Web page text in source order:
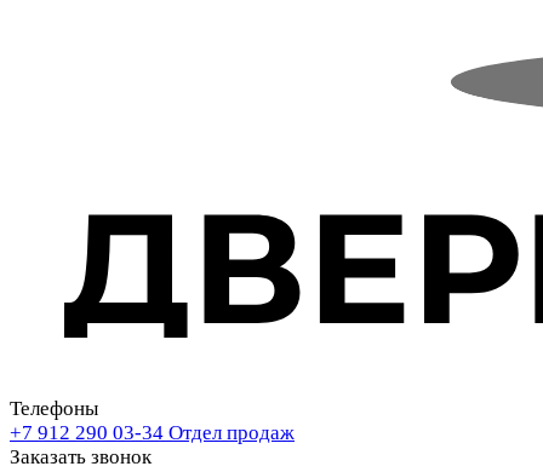
Телефоны
+7 912 290 03-34 Отдел продаж
Заказать звонок